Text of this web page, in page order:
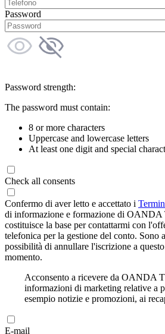
Password
Password strength:
The password must contain:
8 or more characters
Uppercase and lowercase letters
At least one digit and special
Check all consents
Confermo di aver letto e accettato i
di informazione e formazione di
costituisce la base per contattarmi con
telefonica per la gestione del conto. Sono
possibilità di annullare l'iscrizione a
momento.
Acconsento a ricevere da OANDA
informazioni di marketing relative a
esempio notizie e promozioni, ai
E-mail